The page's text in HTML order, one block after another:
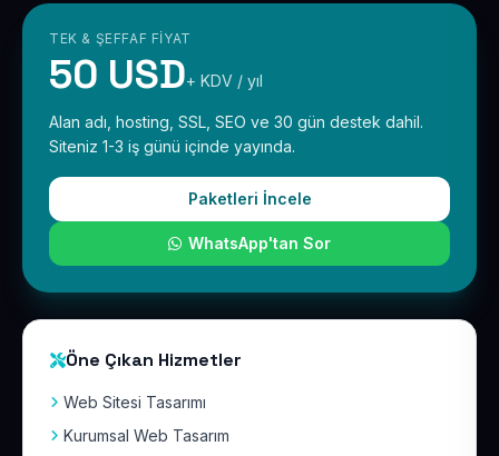
TEK & ŞEFFAF FIYAT
50 USD+ KDV / yıl
Alan adı, hosting, SSL, SEO ve 30 gün destek dahil.
Siteniz 1-3 iş günü içinde yayında.
Paketleri İncele
WhatsApp'tan Sor
Öne Çıkan Hizmetler
Web Sitesi Tasarımı
Kurumsal Web Tasarım